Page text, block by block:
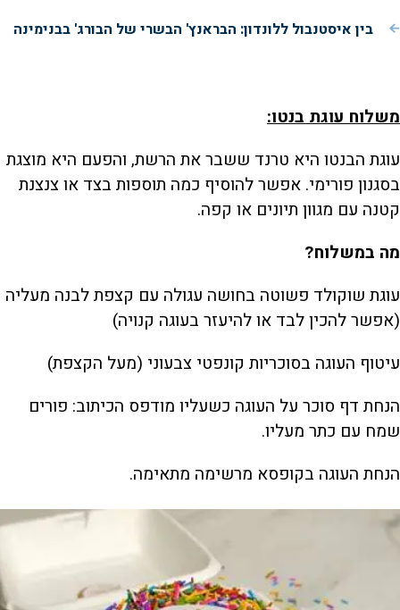
בין איסטנבול ללונדון: הבראנץ' הבשרי של הבורג' בבנימינה
משלוח עוגת בנטו:
עוגת הבנטו היא טרנד ששבר את הרשת, והפעם היא מוצגת
בסגנון פורימי. אפשר להוסיף כמה תוספות בצד או צנצנת
קטנה עם מגוון תיונים או קפה.
מה במשלוח?
עוגת שוקולד פשוטה בחושה עגולה עם קצפת לבנה מעליה
(אפשר להכין לבד או להיעזר בעוגה קנויה)
עיטוף העוגה בסוכריות קונפטי צבעוני (מעל הקצפת)
הנחת דף סוכר על העוגה כשעליו מודפס הכיתוב: פורים
שמח עם כתר מעליו.
הנחת העוגה בקופסא מרשימה מתאימה.